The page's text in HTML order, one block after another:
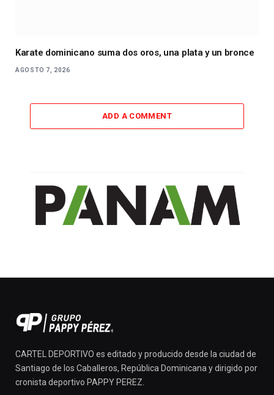
Karate dominicano suma dos oros, una plata y un bronce
AGOSTO 7, 2026
ADD A COMMENT
CARTEL DEPORTIVO es editado y producido desde la ciudad de
Santiago de los Caballeros, República Dominicana y dirigido por
cronista deportivo PAPPY PEREZ.